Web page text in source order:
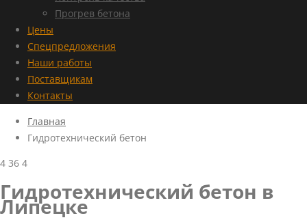
Прогрев бетона
Цены
Спецпредложения
Наши работы
Поставщикам
Контакты
Главная
Гидротехнический бетон
4 36 4
Гидротехнический бетон в
Липецке